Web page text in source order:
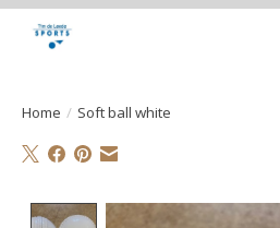
Home / Soft ball white
Product image